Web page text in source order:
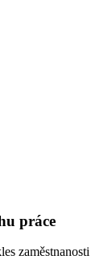
práce
zaměstnanosti